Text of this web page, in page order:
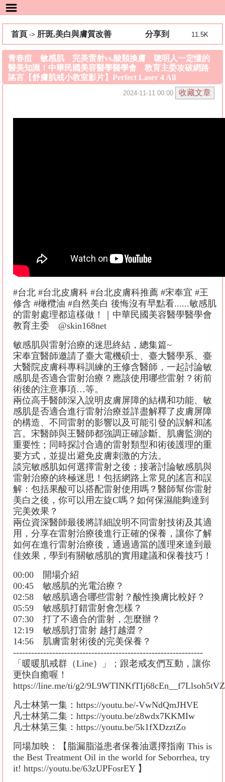
首頁 -> 肝斑,美白與膚質改善 分享到 11.5K
青春痘 敏感肌 完美雷射vs.酸類換膚 聰明人一定懂的
醫美知識！中華民國美容醫學醫學會 教育主委攻破網路
謠言【舒膚肌戒小教室影片】Perfect Laser 4 All
2024-11-11 00:00
#台北 #台北皮膚科 #台北皮膚科推薦 #宋奉宜 #王
修含 #橄欖油 #自然美白 後悔沒有早點看......敏感肌
的雷射處理都這樣做！｜中華民國美容醫學醫學會
教育主委 @skin168net
敏感肌與雷射治療的迷思終結，總集篇~
宋奉宜醫師邀請了臺大電機碩士、臺大醫學系、臺
大醫院皮膚科專科訓練的王修含醫師，一起討論敏
感肌是否適合雷射治療？應該使用哪些雷射？術前
術後的注意事項…等。
兩位高手醫師深入說明皮膚屏障的結構和功能、敏
感肌是否適合進行雷射治療並詳盡解釋了皮膚屏障
的構造、不同雷射的影響以及可能引發的誤解和謠
言。宋醫師與王醫師都強調正確診斷、肌膚監測的
重要性；同時探討合適的雷射類型和術後護理的重
要方式，並提出避免皮膚刺激的方法。
談完敏感肌如何選擇雷射之後；接著討論敏感肌與
雷射治療的終極迷思！包括網路上常見的謠言和誤
解：包括果酸可以搭配雷射使用嗎？醫師幫你雷射
美白之後，你可以用左旋C嗎？如何保濕能夠達到
完美效果？
兩位資深醫師最後將詳細說明不同雷射技術及其適
用，分享在雷射治療後進行正確的保養，讓你了解
如何在進行雷射治療後，通過適當的護理來達到最
佳效果，學到有關敏感肌的實用建議和保養技巧！
00:00 開場介紹
00:45 敏感肌的光電治療？
02:58 敏感肌適合哪些雷射？酸性換膚比較好？
05:59 敏感肌打錯雷射會怎樣？
07:30 打了不適合的雷射，怎麼辦？
12:19 敏感肌打雷射 越打越澀？
14:56 肌膚雷射術後的完美保養？
---------------------------------------------------------------
「暖暖肌戒群（Line）」；跟老戒友們互動，讓你
更快自癒喔！
https://line.me/ti/g2/
凡士林第一集：https://youtu.be/-VwNdQmJHVE
凡士林第二集：https://youtu.be/z8wdx7KKMIw
凡士林第三集：https://youtu.be/5k1fXDzztZo
同場加映：【脂漏脂溢患者保養油選擇指南 This is
the Best Treatment Oil in the world for Seborrhea, try
it! https://youtu.be/63zUPFosrEY 】